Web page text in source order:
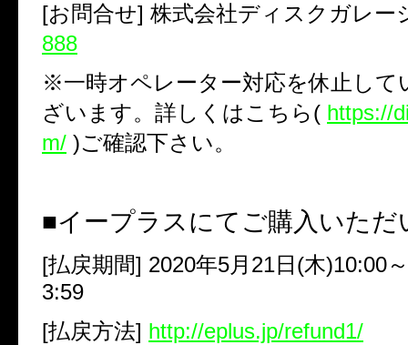
[お問合せ] 株式会社ディスクガレー
888
※一時オペレーター対応を休止して
ざいます。詳しくはこちら( https://
m/ )ご確認下さい。
■イープラスにてご購入いただ
[払戻期間] 2020年5月 21日 (木)10:00～
3:59
[払戻方法] http://eplus.jp/refund1/